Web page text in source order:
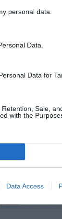
personal data.
Data.
Data for
Sale,
with the
Data Access